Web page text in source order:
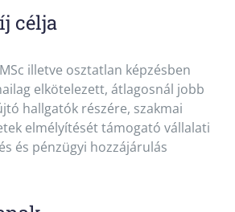
célja
illetve osztatlan képzésben
elkötelezett, átlagosnál jobb
hallgatók részére, szakmai
elmélyítését támogató vállalati
és pénzügyi hozzájárulás